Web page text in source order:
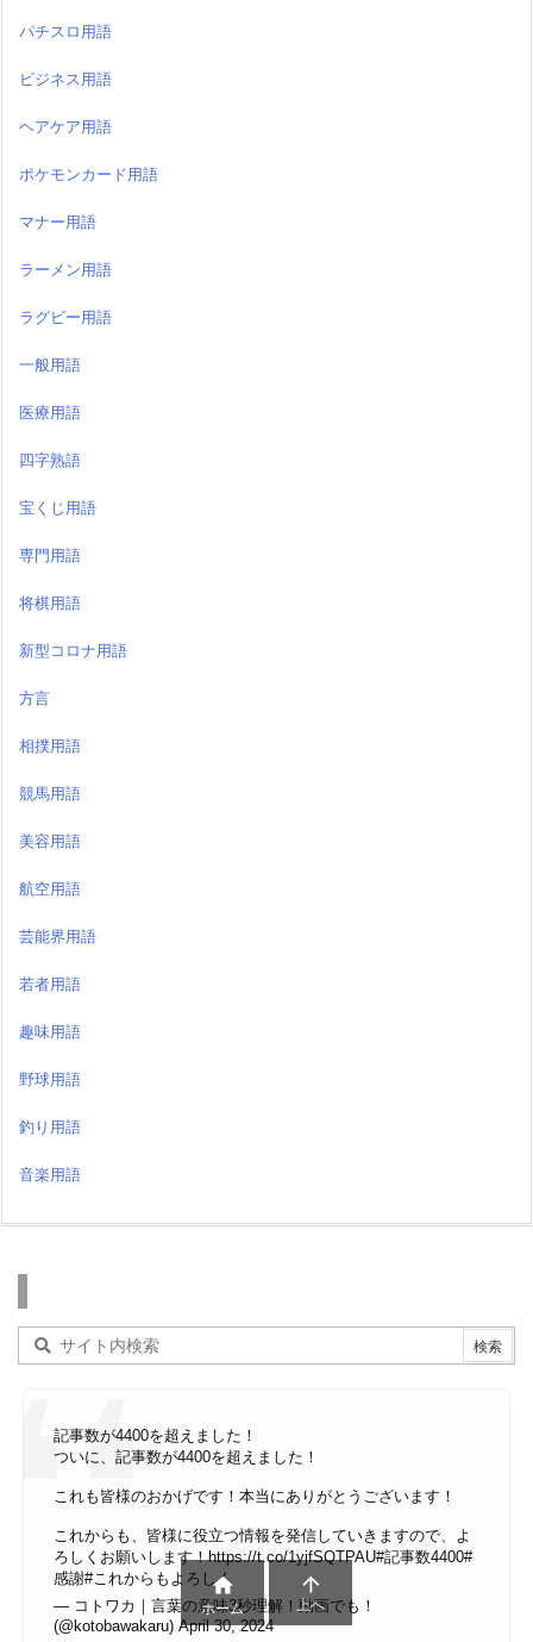
パチスロ用語
ビジネス用語
ヘアケア用語
ポケモンカード用語
マナー用語
ラーメン用語
ラグビー用語
一般用語
医療用語
四字熟語
宝くじ用語
専門用語
将棋用語
新型コロナ用語
方言
相撲用語
競馬用語
美容用語
航空用語
芸能界用語
若者用語
趣味用語
野球用語
釣り用語
音楽用語
記事数が4400を超えました！
ついに、記事数が4400を超えました！
これも皆様のおかげです！本当にありがとうございます！
これからも、皆様に役立つ情報を発信していきますので、よ
ろしくお願いします！https://t.co/1yjfSQTPAU#記事数4400#
感謝#これからもよろしく
— コトワカ｜言葉の意味3秒理解！動画でも！
(@kotobawakaru) April 30, 2024

ホーム

上へ